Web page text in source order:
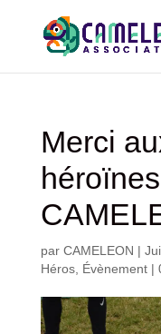
Merci
par CAMELEON |
Héros, Évènement|